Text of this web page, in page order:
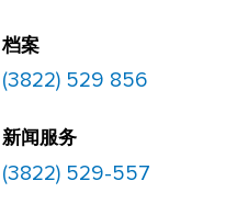
档案
(3822) 529 856
新闻服务
(3822) 529-557